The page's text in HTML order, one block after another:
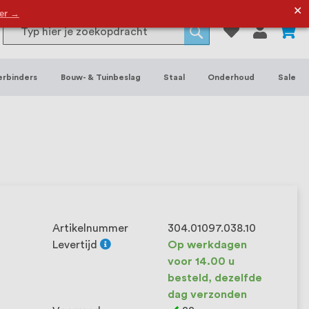
→ ✕
en buitenhuis, waaronder
het grootste assortiment van
wensen. Al sinds onze oprichting
onze klanten het verschil maakt.
Search
Search
0
Bouw- & Tuinbeslag Staal Onderhoud Sale
Artikelnummer
304.01097.038.10
Levertijd
Op werkdagen
voor 14.00 u
besteld, dezelfde
dag verzonden